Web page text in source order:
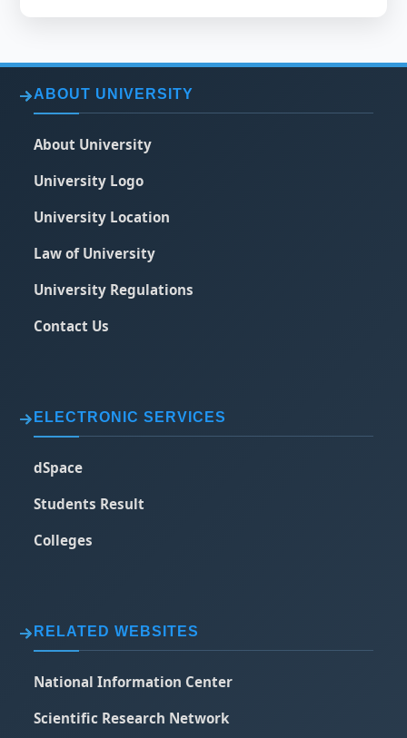
ABOUT UNIVERSITY
About University
University Logo
University Location
Law of University
University Regulations
Contact Us
ELECTRONIC SERVICES
dSpace
Students Result
Colleges
RELATED WEBSITES
National Information Center
Scientific Research Network